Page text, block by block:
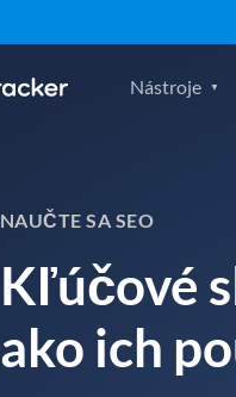
Nástroje
NAUČTE SA SEO
Kľúčové
ako ich